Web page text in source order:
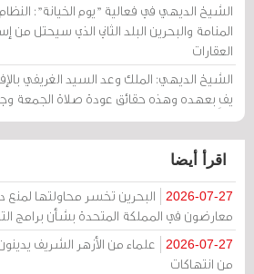
الشيخ الديهي في فعالية "يوم الخيانة":
المنامة والبحرين البلد الثاني الذي سيحتل من
العقارات
الشيخ الديهي: الملك وعد السيد الغريفي
يفِ بعهده وهذه حقائق عودة صلاة الجمعة
اقرأ أيضا
2026-07-27
البحرين تخسر محاولتها
معارضون في المملكة المتحدة بشأن برامج
2026-07-27
علماء من الأزهر الشريف
من انتهاكات